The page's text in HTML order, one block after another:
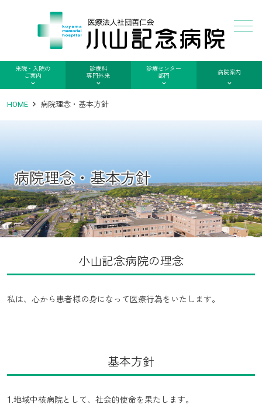
来院・入院の
ご案内
診療科
専門外来
診療センター
部門
病院案内
HOME 病院理念・基本方針
病院理念・基本方針
小山記念病院の理念
私は、心から患者様の身になって医療行為をいたします。
基本方針
1.地域中核病院として、社会的使命を果たします。